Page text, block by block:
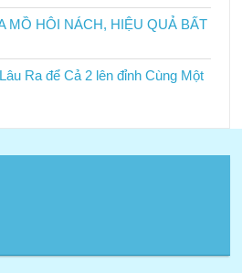
truyền an toàn
tức – Sự kiện
MỒ HÔI NÁCH, HIỆU QUẢ BẤT
Ra để Cả 2 lên đỉnh Cùng Một
chống HIV/AIDS